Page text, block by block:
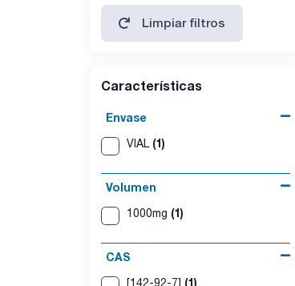
Limpiar filtros
Características
Envase
VIAL (1)
Volumen
1000mg (1)
CAS
[142-92-7] (1)